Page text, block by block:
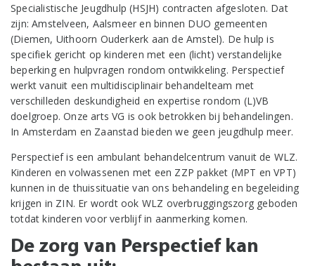
Specialistische Jeugdhulp (HSJH) contracten afgesloten. Dat
zijn: Amstelveen, Aalsmeer en binnen DUO gemeenten
(Diemen, Uithoorn Ouderkerk aan de Amstel). De hulp is
specifiek gericht op kinderen met een (licht) verstandelijke
beperking en hulpvragen rondom ontwikkeling. Perspectief
werkt vanuit een multidisciplinair behandelteam met
verschilleden deskundigheid en expertise rondom (L)VB
doelgroep. Onze arts VG is ook betrokken bij behandelingen.
In Amsterdam en Zaanstad bieden we geen jeugdhulp meer.
Perspectief is een ambulant behandelcentrum vanuit de WLZ.
Kinderen en volwassenen met een ZZP pakket (MPT en VPT)
kunnen in de thuissituatie van ons behandeling en begeleiding
krijgen in ZIN. Er wordt ook WLZ overbruggingszorg geboden
totdat kinderen voor verblijf in aanmerking komen.
De zorg van Perspectief kan